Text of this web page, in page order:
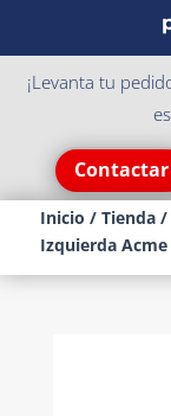
¡Levanta tu
Contactar
Inicio / Tienda/
Izquierda Acme